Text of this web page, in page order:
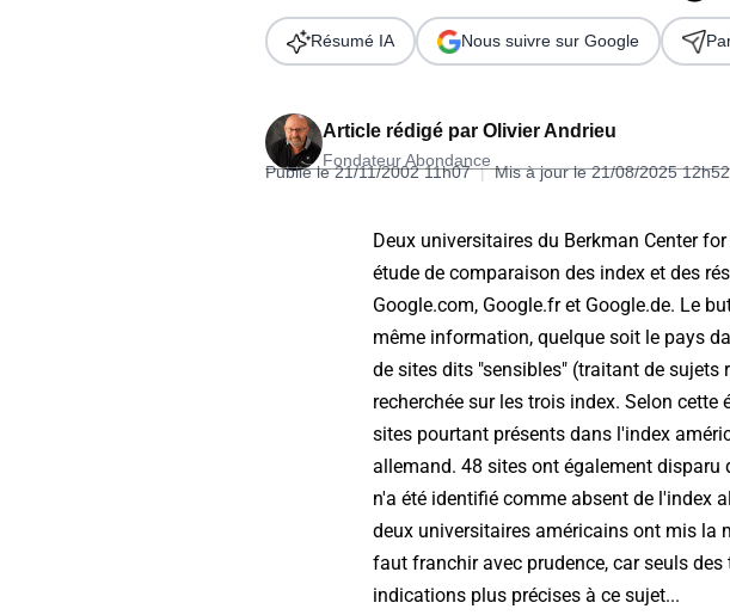
Télécharger l'Ebook
Formation SEO & GEO - Edition 2026
Article rédigé par Olivier Andrieu
Fondateur Abondance
Publié le 21/11/2002 11h07 | Mis à jour le 21/08/2025 12h52
Résumé IA Nous suivre sur Google
Deux universitaires du Berkman Center
étude de comparaison des index et des
Google.com, Google.fr et Google.de. Le
même information, quelque soit le pays
de sites dits "sensibles" (traitant de
recherchée sur les trois index. Selon
sites pourtant présents dans l'index
allemand. 48 sites ont également
n'a été identifié comme absent de l'index
deux universitaires américains ont mis la
faut franchir avec prudence, car seuls
indications plus précises à ce sujet...